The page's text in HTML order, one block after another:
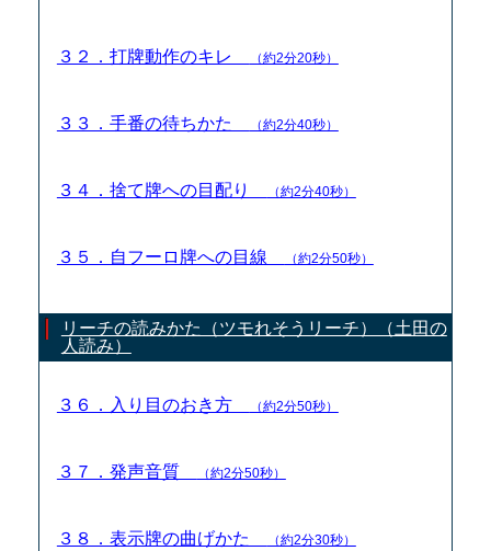
３２．打牌動作のキレ （約2分20秒）
３３．手番の待ちかた （約2分40秒）
３４．捨て牌への目配り （約2分40秒）
３５．自フーロ牌への目線 （約2分50秒）
リーチの読みかた（ツモれそうリーチ）（土田の
人読み）
３６．入り目のおき方 （約2分50秒）
３７．発声音質 （約2分50秒）
３８．表示牌の曲げかた （約2分30秒）